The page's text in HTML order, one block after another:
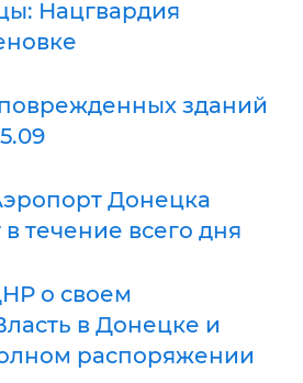
Нацгвардия
зданий
Донецка
течение всего дня
о своем
в Донецке и
распоряжении